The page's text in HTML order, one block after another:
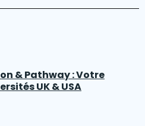
& Pathway : Votre
UK & USA